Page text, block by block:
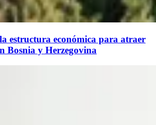
estructura económica para atraer
Bosnia y Herzegovina